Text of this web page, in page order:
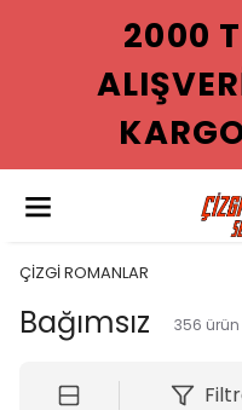
2000
ÇİZGİ ROMANLAR
Bağımsız 356 ürün